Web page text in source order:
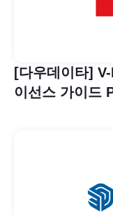
[다우데이타]
이선스 가이드